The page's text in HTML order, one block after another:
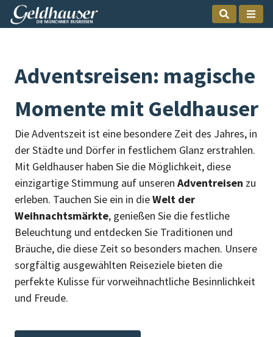
Adventsreisen: magische
Momente mit Geldhauser
Die Adventszeit ist eine besondere Zeit des Jahres, in
der Städte und Dörfer in festlichem Glanz erstrahlen.
Mit Geldhauser haben Sie die Möglichkeit, diese
einzigartige Stimmung auf unseren Adventreisen zu
erleben. Tauchen Sie ein in dieWelt der
Weihnachtsmärkte, genießen Sie die festliche
Beleuchtung und entdecken Sie Traditionen und
Bräuche, die diese Zeit so besonders machen. Unsere
sorgfältig ausgewählten Reiseziele bieten die
perfekte Kulisse für vorweihnachtliche Besinnlichkeit
und Freude.